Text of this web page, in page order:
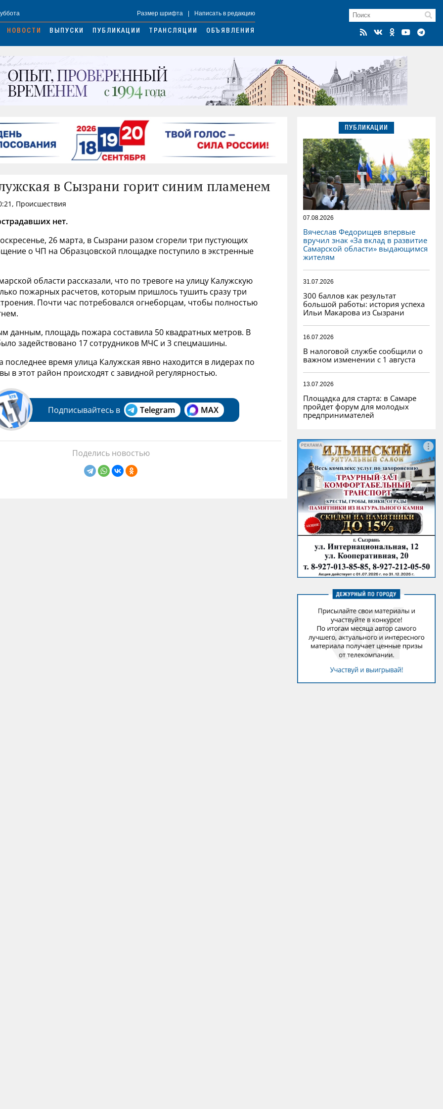
Размер шрифта Написать в редакцию
НОВОСТИ ВЫПУСКИ ПУБЛИКАЦИИ ТРАНСЛЯЦИИ ОБЪЯВЛЕНИЯ
в Сызрани горит синим пламенем
Происшествия
нет.
26 марта, в Сызрани разом сгорели три пустующих
о ЧП на Образцовской площадке поступило в экстренные
области рассказали, что по тревоге на улицу Калужскую
пожарных расчетов, которым пришлось тушить сразу три
Почти час потребовался огнеборцам, чтобы полностью
данным, площадь пожара составила 50 квадратных метров. В
задействовано 17 сотрудников МЧС и 3 спецмашины.
последнее время улица Калужская явно находится в лидерах по
в этот район происходят с завидной регулярностью.
Подписывайтесь в Telegram MAX
Поделись новостью
ПУБЛИКАЦИИ
07.08.2026
Вячеслав Федорищев впервые
вручил знак «За вклад в развитие
Самарской области» выдающимся
жителям
31.07.2026
300 баллов как результат
большой работы: история успеха
Ильи Макарова из Сызрани
16.07.2026
В налоговой службе сообщили о
важном изменении с 1 августа
13.07.2026
Площадка для старта: в Самаре
пройдет форум для молодых
предпринимателей
РЕКЛАМА